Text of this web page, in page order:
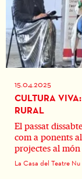
15.04.2025
CULTURA
RURAL
El passat
com a ponents
projectes al
La Casa del Teatre Nu